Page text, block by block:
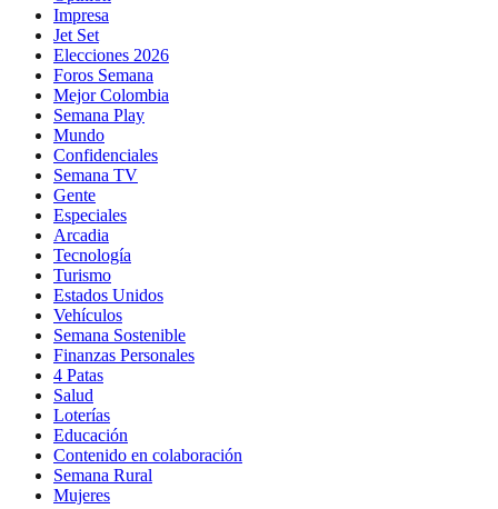
Impresa
Jet Set
Elecciones 2026
Foros Semana
Mejor Colombia
Semana Play
Mundo
Confidenciales
Semana TV
Gente
Especiales
Arcadia
Tecnología
Turismo
Estados Unidos
Vehículos
Semana Sostenible
Finanzas Personales
4 Patas
Salud
Loterías
Educación
Contenido en colaboración
Semana Rural
Mujeres